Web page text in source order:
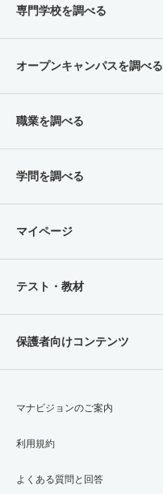
専門学校を調べる
オープンキャンパスを調べる
職業を調べる
学問を調べる
マイページ
テスト・教材
保護者向けコンテンツ
マナビジョンのご案内
利用規約
よくある質問と回答